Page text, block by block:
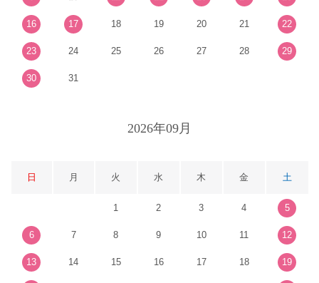
16 17 18 19 20 21 22
23 24 25 26 27 28 29
30 31
2026年09月
日 月 火 水 木 金 土
1 2 3 4 5
6 7 8 9 10 11 12
13 14 15 16 17 18 19